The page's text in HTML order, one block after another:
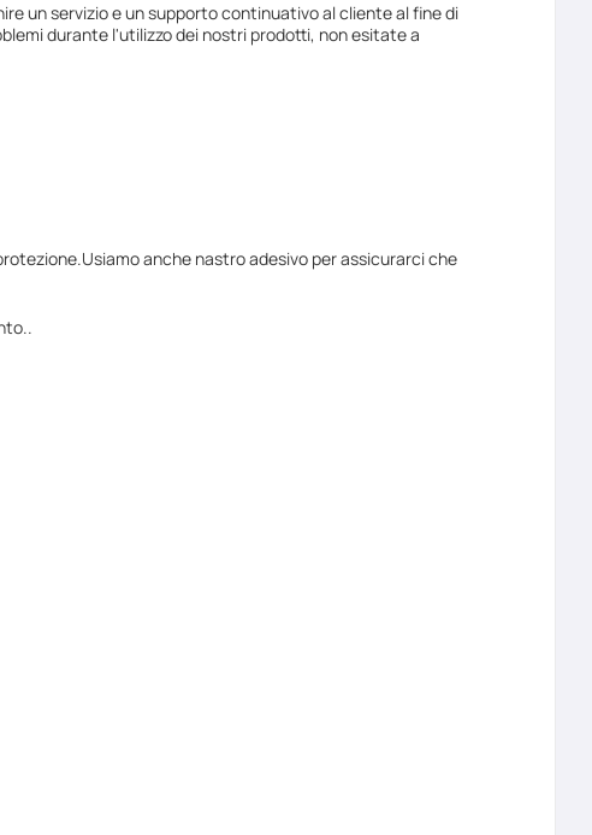
un servizio e un supporto continuativo al cliente al fine di
durante l'utilizzo dei nostri prodotti, non esitate a
anche nastro adesivo per assicurarci che